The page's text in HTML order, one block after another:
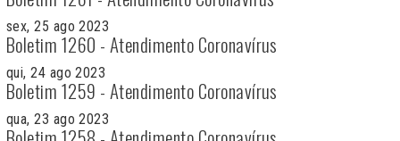
sex, 25 ago 2023
Boletim 1260 - Atendimento Coronavírus
qui, 24 ago 2023
Boletim 1259 - Atendimento Coronavírus
qua, 23 ago 2023